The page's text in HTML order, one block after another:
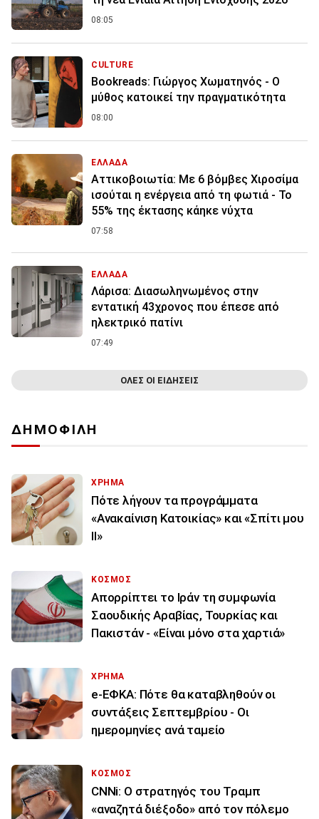
08:05
CULTURE
Bookreads: Γιώργος Χωματηνός - Ο
μύθος κατοικεί την πραγματικότητα
08:00
ΕΛΛΑΔΑ
Αττικοβοιωτία: Με 6 βόμβες Χιροσίμα
ισούται η ενέργεια από τη φωτιά - Το
55% της έκτασης κάηκε νύχτα
07:58
ΕΛΛΑΔΑ
Λάρισα: Διασωληνωμένος στην
εντατική 43χρονος που έπεσε από
ηλεκτρικό πατίνι
07:49
ΟΛΕΣ ΟΙ ΕΙΔΗΣΕΙΣ
ΔΗΜΟΦΙΛΗ
ΧΡΗΜΑ
Πότε λήγουν τα προγράμματα
«Ανακαίνιση Κατοικίας» και «Σπίτι μου
ΙΙ»
ΚΟΣΜΟΣ
Απορρίπτει το Ιράν τη συμφωνία
Σαουδικής Αραβίας, Τουρκίας και
Πακιστάν - «Είναι μόνο στα χαρτιά»
ΧΡΗΜΑ
e-ΕΦΚΑ: Πότε θα καταβληθούν οι
συντάξεις Σεπτεμβρίου - Οι
ημερομηνίες ανά ταμείο
ΚΟΣΜΟΣ
CNNi: Ο στρατηγός του Τραμπ
«αναζητά διέξοδο» από τον πόλεμο